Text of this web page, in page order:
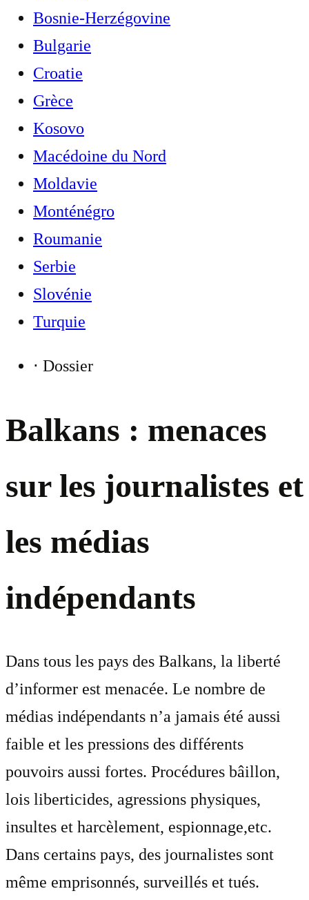
Bosnie-Herzégovine
Bulgarie
Croatie
Grèce
Kosovo
Macédoine du Nord
Moldavie
Monténégro
Roumanie
Serbie
Slovénie
Turquie
⋅ Dossier
Balkans : menaces
sur les journalistes et
les médias
indépendants
Dans tous les pays des Balkans, la liberté
d’informer est menacée. Le nombre de
médias indépendants n’a jamais été aussi
faible et les pressions des différents
pouvoirs aussi fortes. Procédures bâillon,
lois liberticides, agressions physiques,
insultes et harcèlement, espionnage,etc.
Dans certains pays, des journalistes sont
même emprisonnés, surveillés et tués.